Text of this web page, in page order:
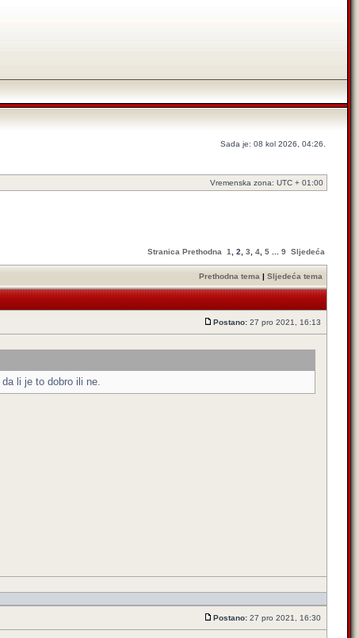
Sada je: 08 kol 2026, 04:26.
Vremenska zona: UTC + 01:00
Stranica Prethodna 1 2 3 4 5 9 Sljedeća
Prethodna tema | Sljedeća tema
Postano: 27 pro 2021, 16:13
li je to dobro ili ne.
Postano: 27 pro 2021, 16:30